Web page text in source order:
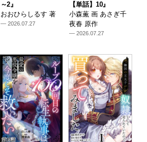
～2』
おおひらしるす 著
— 2026.07.27
【単話】10』
小森薫 画 あさぎ千
夜春 原作
— 2026.07.27